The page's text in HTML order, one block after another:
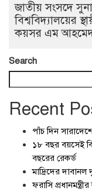
জাতীয় সংসদে
বিশ্ববিদ্যালয়ের
কয়সর এম
Search
Recent
পাঁচ দিন
১৮ বছর বয়সেই
বছরের রেকর্ড
মাদ্রিদের
ফরাসি